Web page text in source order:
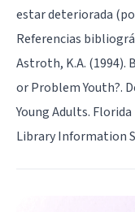
estar deteriorada
Referencias
Astroth, K.A. (1994).
or Problem Youth?.
Young Adults.
Library Information